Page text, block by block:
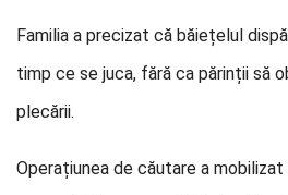
Familia a precizat că băiețelul
timp ce se juca, fără ca părinții să
plecării.
Operațiunea de căutare a